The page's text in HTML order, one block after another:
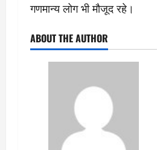
गणमान्य लोग भी मौजूद रहे।
ABOUT THE AUTHOR